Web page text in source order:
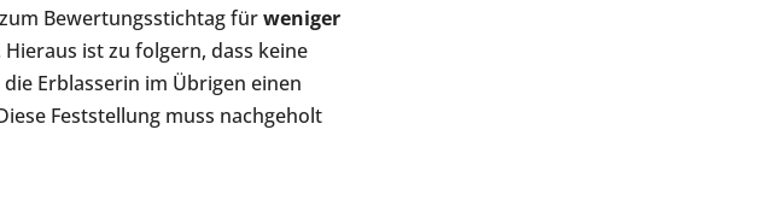
Bewertungsstichtag fürweniger
ist zu folgern, dass keine
Erblasserin im Übrigen einen
Feststellung muss nachgeholt